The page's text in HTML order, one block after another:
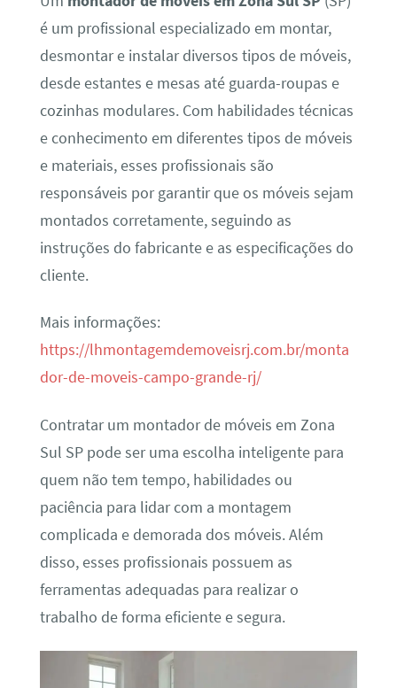
é um profissional especializado em montar,
desmontar e instalar diversos tipos de móveis,
desde estantes e mesas até guarda-roupas e
cozinhas modulares. Com habilidades técnicas
e conhecimento em diferentes tipos de móveis
e materiais, esses profissionais são
responsáveis por garantir que os móveis sejam
montados corretamente, seguindo as
instruções do fabricante e as especificações do
cliente.
Mais informações:
https://lhmontagemdemoveisrj.com.br/monta
dor-de-moveis-campo-grande-rj/
Contratar um montador de móveis em Zona
Sul SP pode ser uma escolha inteligente para
quem não tem tempo, habilidades ou
paciência para lidar com a montagem
complicada e demorada dos móveis. Além
disso, esses profissionais possuem as
ferramentas adequadas para realizar o
trabalho de forma eficiente e segura.